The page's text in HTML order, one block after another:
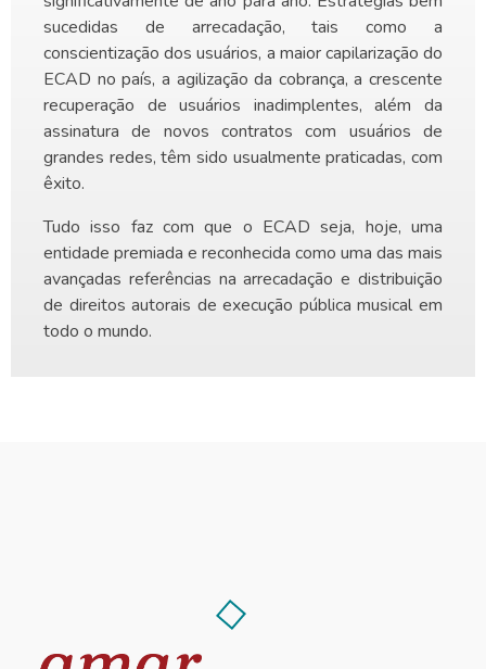
sucedidas de arrecadação, tais como a
conscientização dos usuários, a maior capilarização do
ECAD no país, a agilização da cobrança, a crescente
recuperação de usuários inadimplentes, além da
assinatura de novos contratos com usuários de
grandes redes, têm sido usualmente praticadas, com
êxito.
Tudo isso faz com que o ECAD seja, hoje, uma
entidade premiada e reconhecida como uma das mais
avançadas referências na arrecadação e distribuição
de direitos autorais de execução pública musical em
todo o mundo. ​​​​​​